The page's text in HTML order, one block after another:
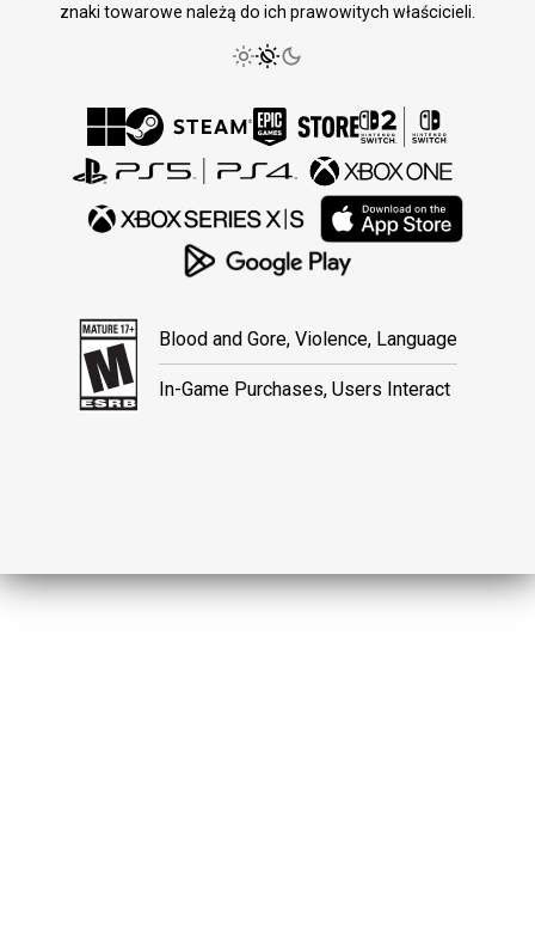
znaki towarowe należą do ich prawowitych właścicieli.
Blood and Gore, Violence, Language
In-Game Purchases, Users Interact